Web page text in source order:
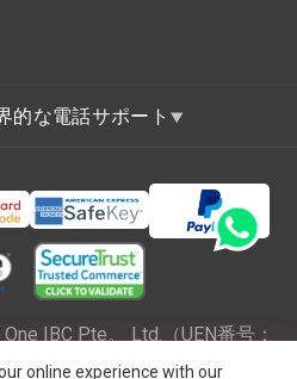
online experience with our
的な電話サポート
IBC Pte。 Ltd.（UEN番号：
を負うシンガポール共和国で